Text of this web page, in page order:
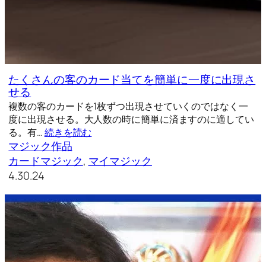
たくさんの客のカード当てを簡単に一度に出現さ
せる
複数の客のカードを1枚ずつ出現させていくのではなく一
度に出現させる。大人数の時に簡単に済ますのに適してい
る。有…続きを読む
マジック作品
カードマジック, マイマジック
4.30.24